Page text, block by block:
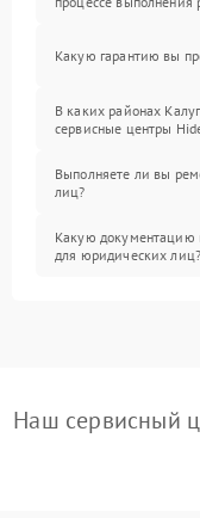
Какую гарантию вы
В каких районах
сервисные центры
Выполняете ли вы
лиц?
Какую документацию
для юридических лиц?
Наш сервисный